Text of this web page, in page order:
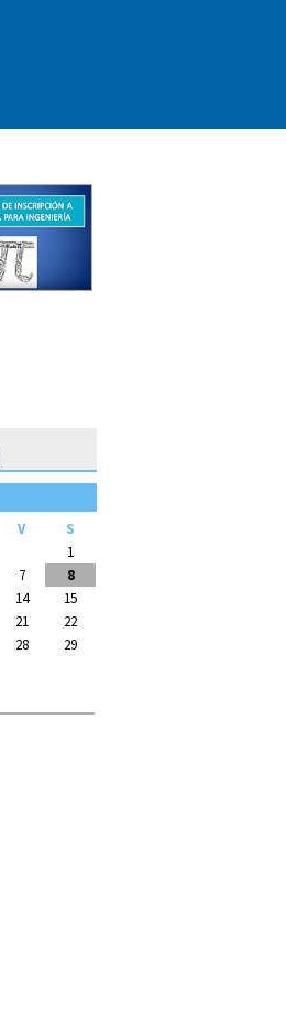
V
S
1
7
8
14
15
21
22
28
29